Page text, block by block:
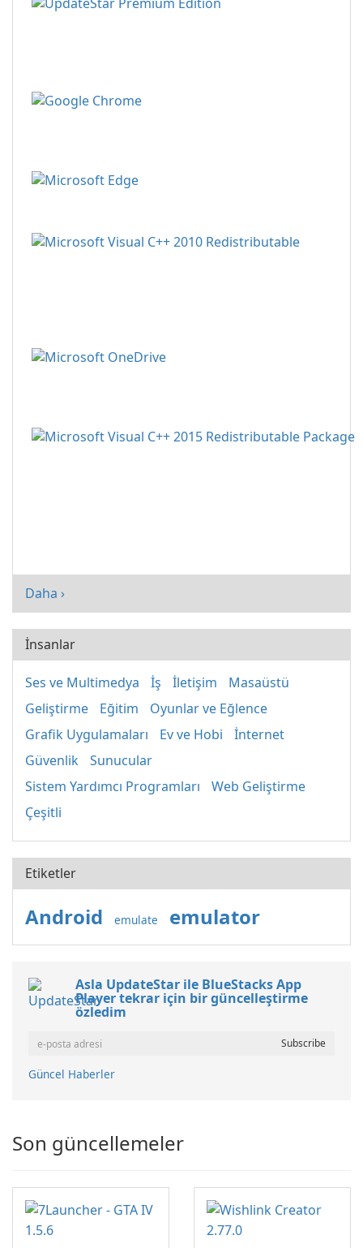
Daha ›
İnsanlar
Ses ve Multimedya İş İletişim
Masaüstü
Geliştirme
Eğitim
Oyunlar ve Eğlence
Grafik Uygulamaları
Ev ve Hobi
İnternet
Güvenlik
Sunucular
Sistem Yardımcı Programları
Web Geliştirme
Çeşitli
Etiketler
Android emulate emulator
Asla UpdateStar ile BlueStacks App
Player tekrar için bir güncelleştirme
özledim
Güncel Haberler
Son güncellemeler